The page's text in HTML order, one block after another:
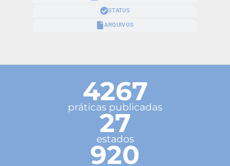
STATUS
ARQUIVOS
4267
práticas publicadas
27
estados
920